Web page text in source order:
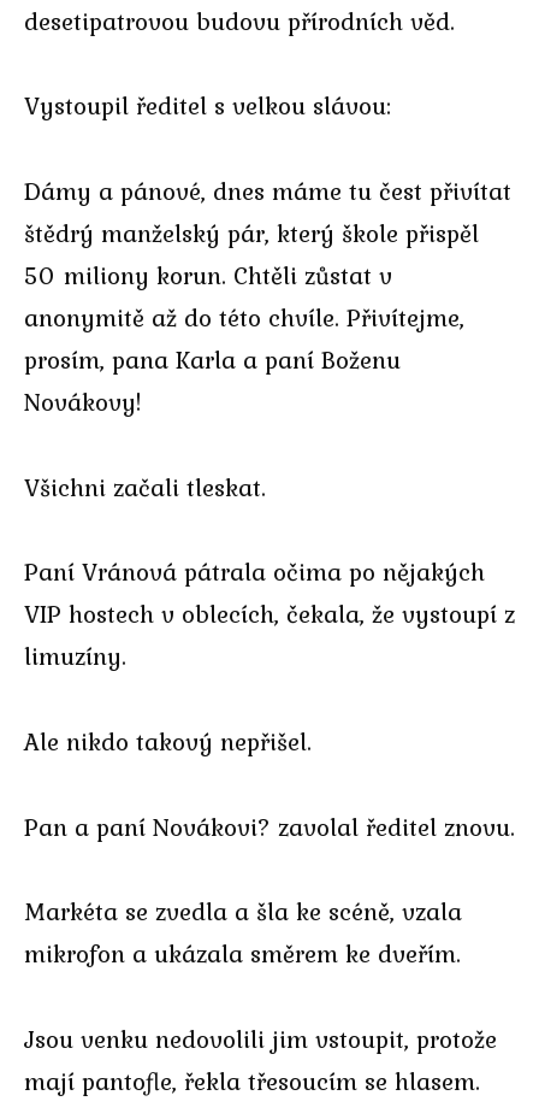
desetipatrovou budovu přírodních věd.
Vystoupil ředitel s velkou slávou:
Dámy a pánové, dnes máme tu čest přivítat
štědrý manželský pár, který škole přispěl
50 miliony korun. Chtěli zůstat v
anonymitě až do této chvíle. Přivítejme,
prosím, pana Karla a paní Boženu
Novákovy!
Všichni začali tleskat.
Paní Vránová pátrala očima po nějakých
VIP hostech v oblecích, čekala, že vystoupí z
limuzíny.
Ale nikdo takový nepřišel.
Pan a paní Novákovi? zavolal ředitel znovu.
Markéta se zvedla a šla ke scéně, vzala
mikrofon a ukázala směrem ke dveřím.
Jsou venku nedovolili jim vstoupit, protože
mají pantofle, řekla třesoucím se hlasem.